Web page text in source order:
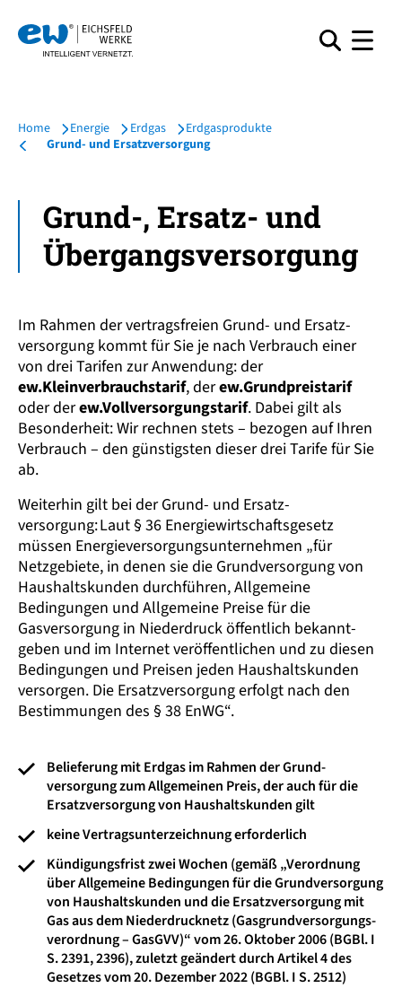
Home Energie Erdgas
Erdgasprodukte
Grund- und Ersatzversorgung
Grund-, Ersatz­- und
Übergangs­versorgung
Im Rahmen der vertrags­freien Grund- und Ersatz­
versorgung kommt für Sie je nach Verbrauch einer
von drei Tarifen zur Anwendung: der
ew.Kleinverbrauchstarif, derew.Grundpreistarif
oder derew.Vollversorgungstarif. Dabei gilt als
Besonderheit: Wir rechnen stets – bezogen auf Ihren
Verbrauch – den günstigsten dieser drei Tarife für Sie
ab.
Weiterhin gilt bei der Grund- und Ersatz­
versorgung: Laut § 36 Energie­wirtschafts­gesetz
müssen Energie­versorgungs­unternehmen „für
Netzgebiete, in denen sie die Grund­versorgung von
Haushalts­kunden durchführen, Allgemeine
Bedingungen und Allgemeine Preise für die
Gasversorgung in Niederdruck öffentlich bekannt­
geben und im Internet veröffent­lichen und zu diesen
Bedingungen und Preisen jeden Haushalts­kunden
versorgen. Die Ersatz­versorgung erfolgt nach den
Bestimmungen des § 38 EnWG“.
Belieferung mit Erdgas im Rahmen der Grund­
versorgung zum Allgemeinen Preis, der auch für die
Ersatzversorgung von Haushalts­kunden gilt
keine Vertrags­unterzeichnung erforderlich
Kündigungsfrist zwei Wochen (gemäß „Verordnung
über Allgemeine Bedingungen für die Grund­versorgung
von Haushalts­kunden und die Ersatz­versorgung mit
Gas aus dem Nieder­drucknetz (Gas­grund­versorgungs­
verordnung – GasGVV)“ vom 26. Oktober 2006 (BGBl. I
S. 2391, 2396), zuletzt geändert durch Artikel 4 des
Gesetzes vom 20. Dezember 2022 (BGBl. I S. 2512)